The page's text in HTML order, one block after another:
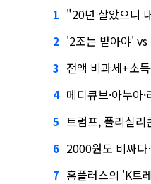
1 "20년 살았으니
2 '2조는 받아야' vs '너
3 전액 비과세+소
4 메디큐브·아누아·
5 트럼프, 폴리실리콘
6 2000원도 비싸다…올리
7 홈플러스의 'K트레이